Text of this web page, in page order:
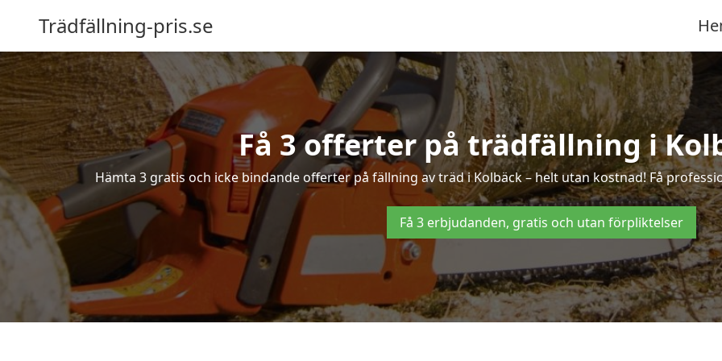
Trädfällning-pris.se
Få 3 offerter på trädfällning i
Hämta 3 gratis och icke bindande offerter på fällning av träd i Kolbäck – helt utan kostnad! Få
Få 3 erbjudanden, gratis och utan förpliktelser